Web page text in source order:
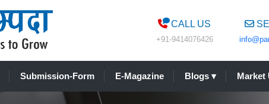
CALL US
+91-9414076426
Submission-Form E-Magazine Blogs ▾ Market